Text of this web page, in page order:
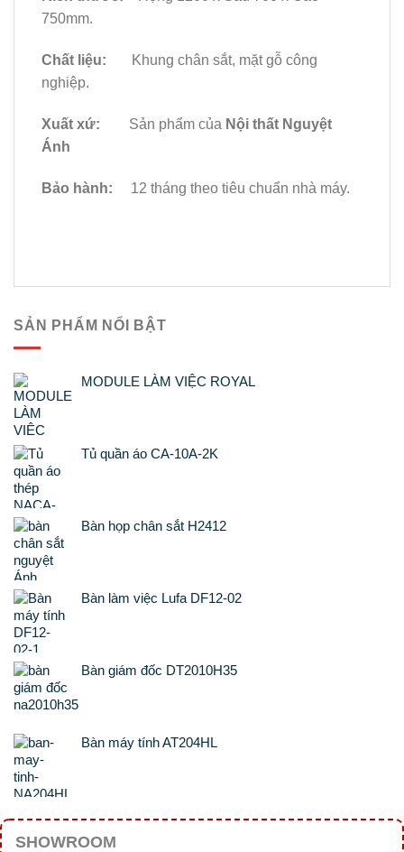
750mm.
Chất liệu:
Khung chân sắt, mặt gỗ công
nghiệp.
Xuất xứ: Sản phẩm của Nội thất Nguyệt
Ánh
Bảo hành: 12 tháng theo tiêu chuẩn nhà máy.
SẢN PHẨM NỔI BẬT
MODULE LÀM VIỆC ROYAL
Tủ quần áo CA-10A-2K
Bàn họp chân sắt H2412
Bàn làm việc Lufa DF12-02
Bàn giám đốc DT2010H35
Bàn máy tính AT204HL
SHOWROOM